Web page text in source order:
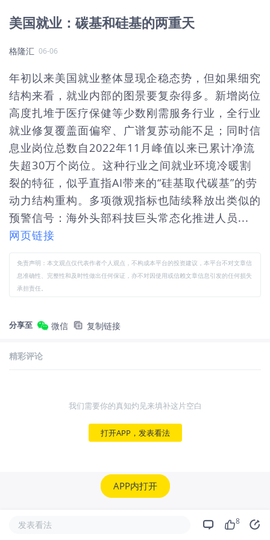
美国就业：碳基和硅基的两重天
格隆汇 06-06
年初以来美国就业整体显现企稳态势，但如果细究
结构来看，就业内部的图景要复杂得多。新增岗位
高度扎堆于医疗保健等少数刚需服务行业，全行业
就业修复覆盖面偏窄、广谱复苏动能不足；同时信
息业岗位总数自2022年11月峰值以来已累计净流
失超30万个岗位。这种行业之间就业环境冷暖割
裂的特征，似乎直指AI带来的“硅基取代碳基”的劳
动力结构重构。多项微观指标也陆续释放出类似的
预警信号：海外头部科技巨头常态化推进人员...
网页链接
免责声明：本文观点仅代表作者个人观点，不构成本平台的投资建议，本平台不对文章信
息准确性、完整性和及时性做出任何保证，亦不对因使用或信赖文章信息引发的任何损失
承担责任。
分享至 微信 复制链接
精彩评论
我们需要你的真知灼见来填补这片空白
打开APP，发表看法
APP内打开
发表看法 8